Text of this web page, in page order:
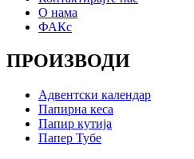
О нама
ФАКс
ПРОИЗВОДИ
Адвентски календар
Папирна кеса
Папир кутија
Папер Тубе